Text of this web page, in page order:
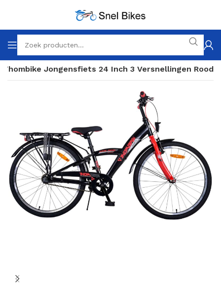
Thombike Jongensfiets 24 Inch 3 Versnellingen Rood